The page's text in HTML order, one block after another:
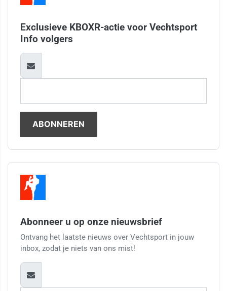
Exclusieve KBOXR-actie voor Vechtsport
Info volgers
Abonneer u op onze nieuwsbrief
Ontvang het laatste nieuws over Vechtsport in jouw
inbox, zodat je niets van ons mist!